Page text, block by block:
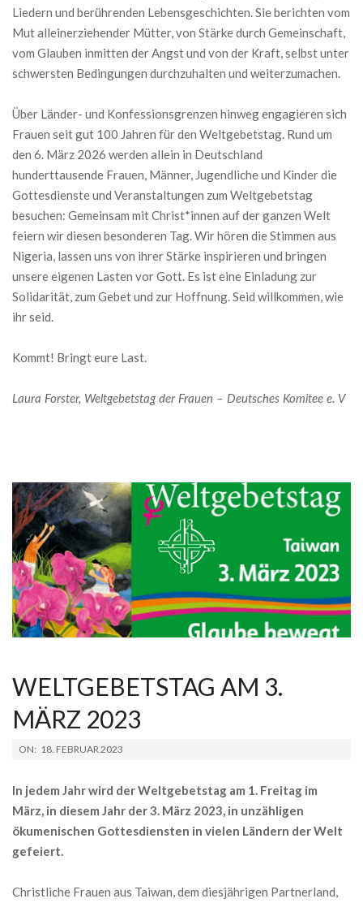
Liedern und berührenden Lebensgeschichten. Sie berichten vom
Mut alleinerziehender Mütter, von Stärke durch Gemeinschaft,
vom Glauben inmitten der Angst und von der Kraft, selbst unter
schwersten Bedingungen durchzuhalten und weiterzumachen.
Über Länder- und Konfessionsgrenzen hinweg engagieren sich
Frauen seit gut 100 Jahren für den Weltgebetstag. Rund um
den 6. März 2026 werden allein in Deutschland
hunderttausende Frauen, Männer, Jugendliche und Kinder die
Gottesdienste und Veranstaltungen zum Weltgebetstag
besuchen: Gemeinsam mit Christ*innen auf der ganzen Welt
feiern wir diesen besonderen Tag. Wir hören die Stimmen aus
Nigeria, lassen uns von ihrer Stärke inspirieren und bringen
unsere eigenen Lasten vor Gott. Es ist eine Einladung zur
Solidarität, zum Gebet und zur Hoffnung. Seid willkommen, wie
ihr seid.
Kommt! Bringt eure Last.
Laura Forster, Weltgebetstag der Frauen – Deutsches Komitee e. V
WELTGEBETSTAG AM 3.
MÄRZ 2023
2023-
18
ON: 18. FEBRUAR 2023
In jedem Jahr wird der Weltgebetstag am 1. Freitag im
März, in diesem Jahr der 3. März 2023, in unzähligen
ökumenischen Gottesdiensten in vielen Ländern der Welt
gefeiert.
Christliche Frauen aus Taiwan, dem diesjährigen Partnerland,